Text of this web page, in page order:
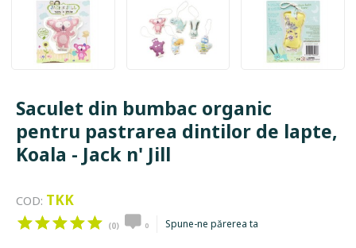
Saculet din bumbac organic
pentru pastrarea dintilor de lapte,
Koala - Jack n' Jill
COD: TKK
(0) 0 Spune-ne părerea ta